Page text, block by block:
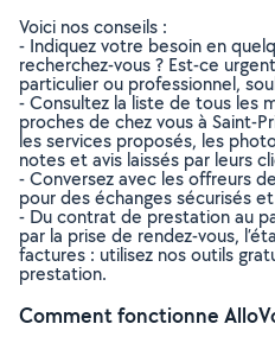
Voici nos conseils :
- Indiquez votre besoin en
recherchez-vous ? Est-ce
particulier ou professionnel,
- Consultez la liste de tous les
proches de chez vous à Saint-
les services proposés, les
notes et avis laissés par leurs
- Conversez avec les offreurs
pour des échanges sécurisés
- Du contrat de prestation au
par la prise de rendez-vous,
factures : utilisez nos outils
prestation.
Comment fonctionne